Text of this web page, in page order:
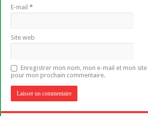
E-mail*
Site web
Enregistrer mon nom, mon e-mail et mon
pour mon prochain commentaire.